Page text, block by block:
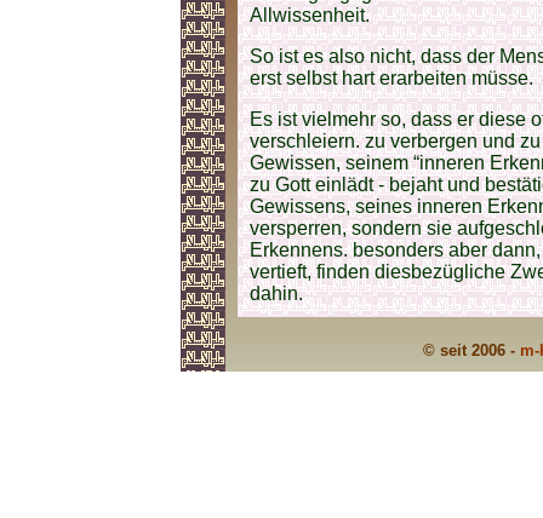
Allwissenheit.
So ist es also nicht, dass der
erst selbst hart erarbeiten müsse.
Es ist vielmehr so, dass er diese
verschleiern. zu verbergen und
Gewissen, seinem “inneren
zu Gott einlädt - bejaht und
Gewissens, seines inneren
versperren, sondern sie
Erkennens. besonders aber
vertieft, finden diesbezügliche
dahin.
© seit 2006 -